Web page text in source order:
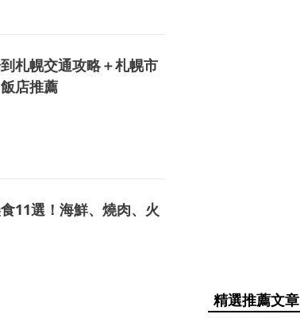
札幌交通攻略＋札幌市
店推薦
11選！海鮮、燒肉、火
精選推薦文章